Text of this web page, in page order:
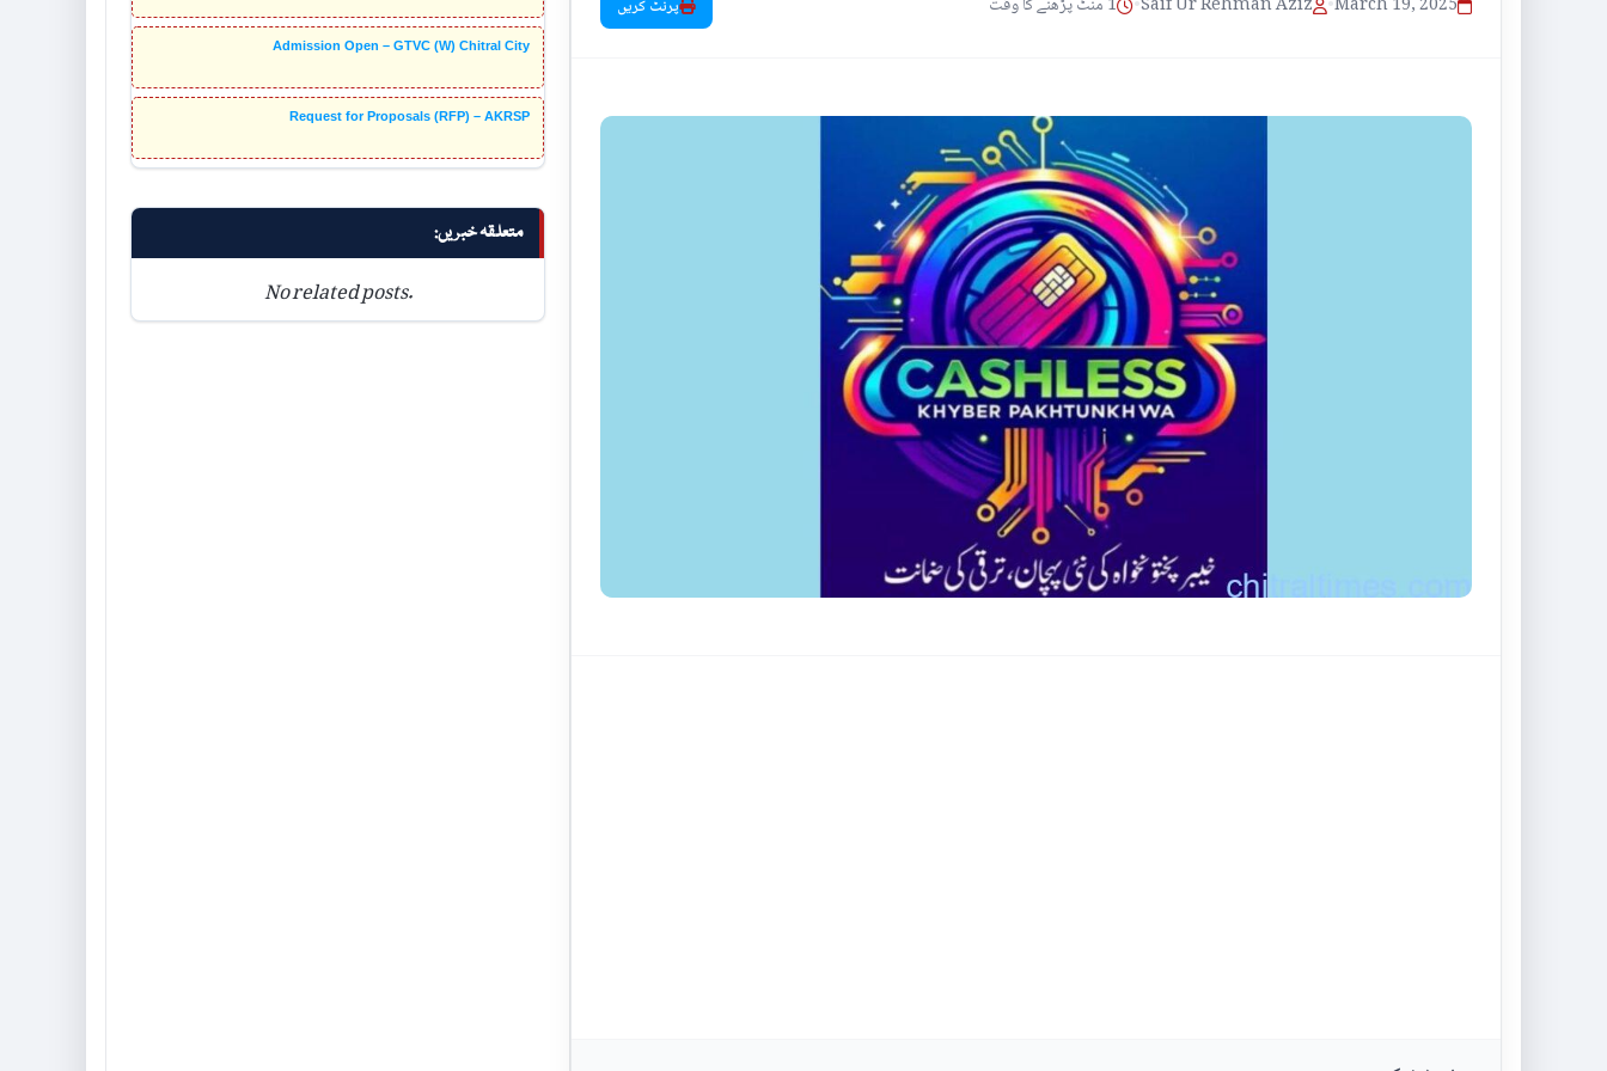
Admission Open – GTVC (W) Chitral City
Request for Proposals (RFP) – AKRSP
متعلقہ خبریں:
No related posts.
March 19, 2025
•
Saif Ur Rehman Aziz
• 1 منٹ پڑھنے کا وقت پرنٹ کریں